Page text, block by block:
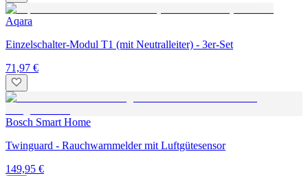
Aqara
Einzelschalter-Modul T1 (mit Neutralleiter) - 3er-Set
71,97 €
Bosch Smart Home
Twinguard - Rauchwarnmelder mit Luftgütesensor
149,95 €